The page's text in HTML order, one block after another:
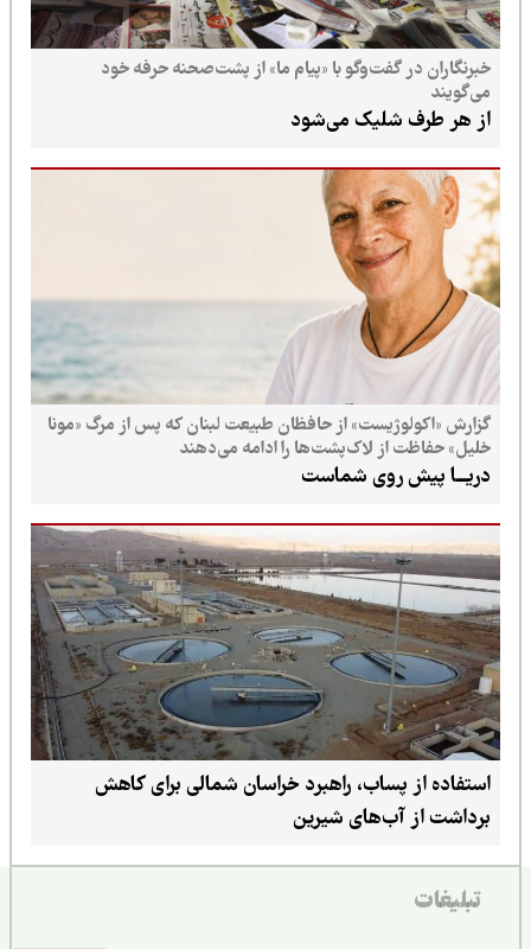
خبرنگاران در گفت‌وگو با «پیام ما» از پشت‌صحنه حرفه خود
می‌گویند
از هر طرف شلیک می‌شود
گزارش «اکولوژیست» از حافظان طبیعت لبنان که پس از مرگ «مونا
خلیل» حفاظت از لاک‌پشت‌ها را ادامه می‌دهند
دریـــا پیش روی شماست
استفاده از پساب، راهبرد خراسان شمالی برای کاهش
برداشت از آب‌های شیرین
تبلیغات